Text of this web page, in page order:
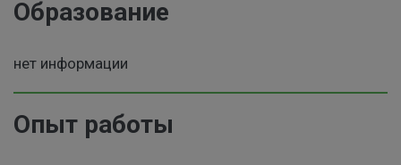
Образование
нет информации
Опыт работы